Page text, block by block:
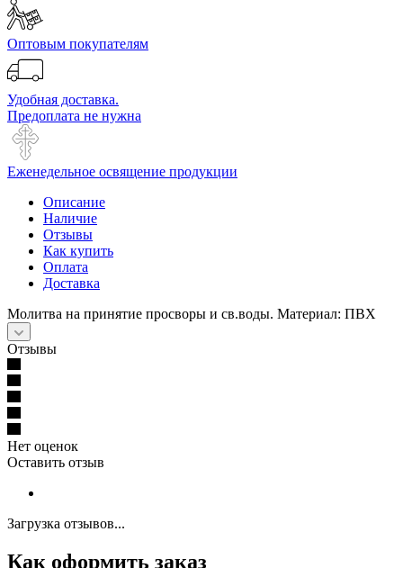
Оптовым покупателям
Удобная доставка.
Предоплата не нужна
Еженедельное освящение продукции
Описание
Наличие
Отзывы
Как купить
Оплата
Доставка
Молитва на принятие просворы и св.воды. Материал: ПВХ
Отзывы
Нет оценок
Оставить отзыв
Загрузка отзывов...
Как оформить заказ